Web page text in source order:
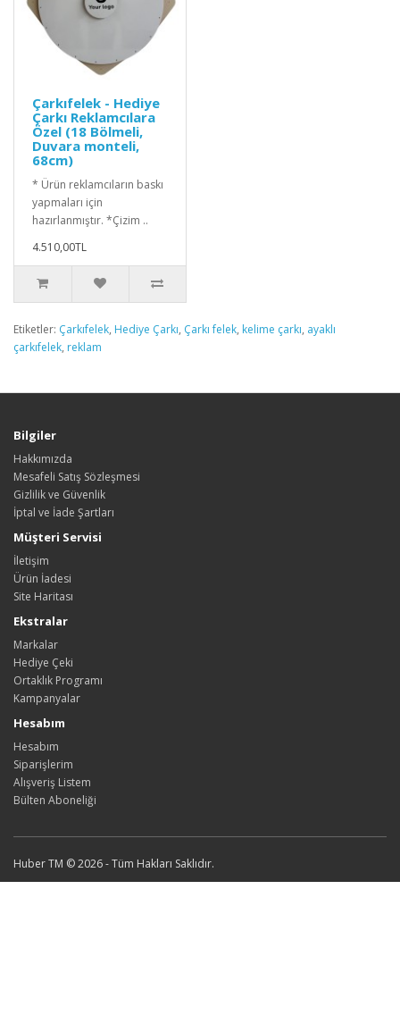
Çarkıfelek - Hediye
Çarkı Reklamcılara
Özel (18 Bölmeli,
Duvara monteli,
68cm)
* Ürün reklamcıların baskı
yapmaları için
hazırlanmıştır. *Çizim ..
4.510,00TL
Etiketler: Çarkıfelek, Hediye Çarkı, Çarkı felek, kelime çarkı, ayaklı
çarkıfelek, reklam
Bilgiler
Hakkımızda
Mesafeli Satış Sözleşmesi
Gizlilik ve Güvenlik
İptal ve İade Şartları
Müşteri Servisi
İletişim
Ürün İadesi
Site Haritası
Ekstralar
Markalar
Hediye Çeki
Ortaklık Programı
Kampanyalar
Hesabım
Hesabım
Siparişlerim
Alışveriş Listem
Bülten Aboneliği
Huber TM © 2026 - Tüm Hakları Saklıdır.